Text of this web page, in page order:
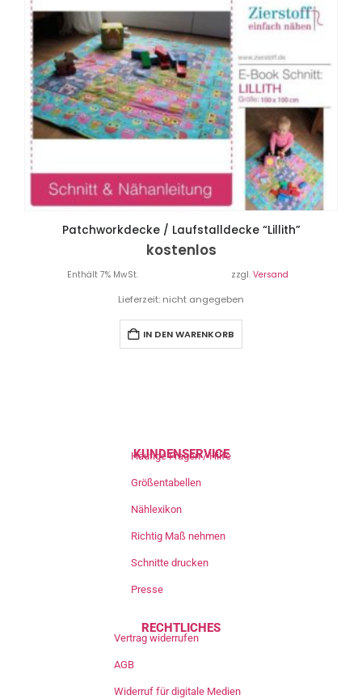
Patchworkdecke / Laufstalldecke “Lillith”
kostenlos
Enthält 7% MwSt. zzgl. Versand
Lieferzeit: nicht angegeben
IN DEN WARENKORB
KUNDENSERVICE
Häufige Fragen / Hilfe
Größentabellen
Nählexikon
Richtig Maß nehmen
Schnitte drucken
Presse
RECHTLICHES
Vertrag widerrufen
AGB
Widerruf für digitale Medien